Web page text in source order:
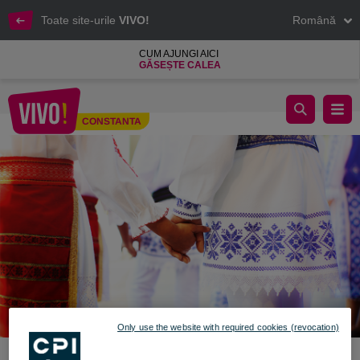
Toate site-urile VIVO! Română
CUM AJUNGI AICI
GĂSEȘTE CALEA
Constanta
CONSTANTA
Dragobete - Obiceiuri și tradiții
Only use the website with required cookies (revocation)